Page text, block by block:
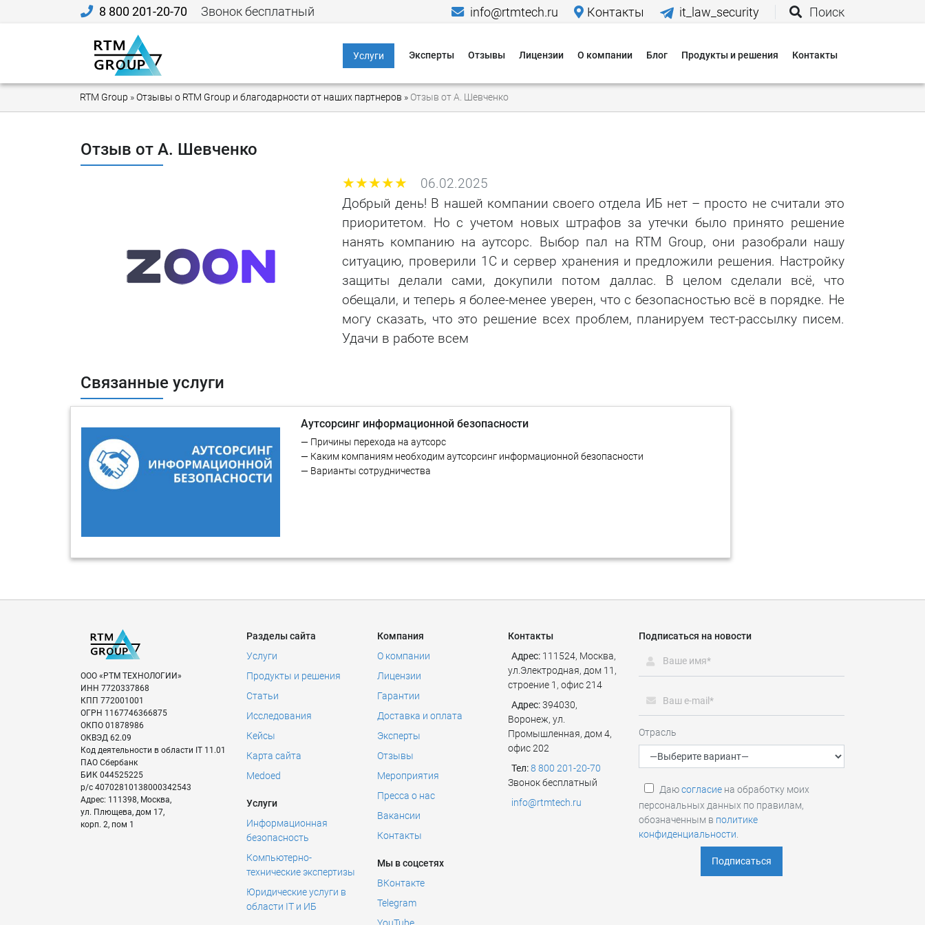
8 800 201-20-70 Звонок бесплатный info@rtmtech.ru Контакты it_law_security Поиск
Услуги
Информационная
безопасность
Юридические услуги в
области IT и ИБ
Критическая
информационная
Персональные
данные
Тестирование на
проникновение
Эксперты Отзывы Лицензии О компании
Мероприятия
Исследования
Гарантии
Способы доставки
Блог Продукты и решения Контакты
RTM Group »Отзывы о RTM Group и благодарности от наших партнеров » Отзыв от А. Шевченко
Отзыв от А. Шевченко
06.02.2025
Добрый день! В нашей компании своего отдела ИБ нет – просто не считали это
приоритетом. Но с учетом новых штрафов за утечки было принято решение
нанять компанию на аутсорс. Выбор пал на RTM Group, они разобрали нашу
ситуацию, проверили 1С и сервер хранения и предложили решения. Настройку
защиты делали сами, докупили потом даллас. В целом сделали всё, что
обещали, и теперь я более-менее уверен, что с безопасностью всё в порядке. Не
могу сказать, что это решение всех проблем, планируем тест-рассылку писем.
Удачи в работе всем
Связанные услуги
Аутсорсинг информационной безопасности
— Причины перехода на аутсорс
— Каким компаниям необходим аутсорсинг информационной безопасности
— Варианты сотрудничества
ООО «РТМ ТЕХНОЛОГИИ»
ИНН 7720337868
КПП 772001001
ОГРН 1167746366875
ОКПО 01878986
ОКВЭД 62.09
Код деятельности в области IT 11.01
ПАО Сбербанк
БИК 044525225
р/с 40702810138000342543
Адрес: 111398, Москва,
ул. Плющева, дом 17,
корп. 2, пом 1
Разделы сайта
Услуги
Продукты и решения
Статьи
Исследования
Кейсы
Карта сайта
Medoed
Услуги
Информационная
безопасность
Компьютерно-
технические экспертизы
Юридические услуги в
области IT и ИБ
Компания
О компании
Лицензии
Гарантии
Доставка и оплата
Эксперты
Отзывы
Мероприятия
Пресса о нас
Вакансии
Контакты
Мы в соцсетях
ВКонтакте
Telegram
Контакты
Адрес: 111524, Москва,
ул.Электродная, дом 11,
строение 1, офис 214
Адрес:394030,
Воронеж, ул.
Промышленная, дом 4,
офис 202
Тел:8 800 201-20-70
Звонок бесплатный
info@rtmtech.ru
Подписаться на новости
Отрасль
Даюсогласие на обработку моих
персональных данных по правилам,
обозначенным в политике
конфиденциальности